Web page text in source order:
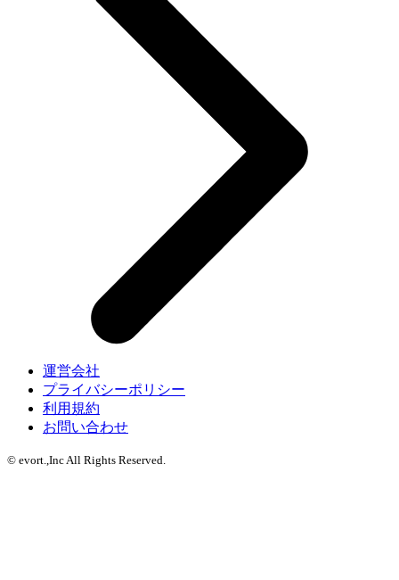
運営会社
プライバシーポリシー
利用規約
お問い合わせ
© evort.,Inc All Rights Reserved.